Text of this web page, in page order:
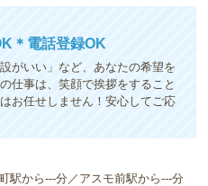
＊電話登録OK
がいい」など、あなたの希望を
仕事は、笑顔で挨拶をすること
お任せしません！安心してご応
駅から---分／アスモ前駅から---分